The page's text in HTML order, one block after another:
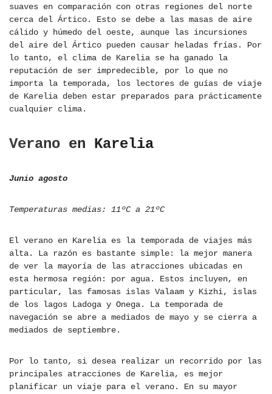
suaves en comparación con otras regiones del norte
cerca del Ártico. Esto se debe a las masas de aire
cálido y húmedo del oeste, aunque las incursiones
del aire del Ártico pueden causar heladas frías. Por
lo tanto, el clima de Karelia se ha ganado la
reputación de ser impredecible, por lo que no
importa la temporada, los lectores de guías de viaje
de Karelia deben estar preparados para prácticamente
cualquier clima.
Verano en Karelia
Junio ​​agosto
Temperaturas medias: 11ºC a 21ºC
El verano en Karelia es la temporada de viajes más
alta. La razón es bastante simple: la mejor manera
de ver la mayoría de las atracciones ubicadas en
esta hermosa región: por agua. Estos incluyen, en
particular, las famosas islas Valaam y Kizhi, islas
de los lagos Ladoga y Onega. La temporada de
navegación se abre a mediados de mayo y se cierra a
mediados de septiembre.
Por lo tanto, si desea realizar un recorrido por las
principales atracciones de Karelia, es mejor
planificar un viaje para el verano. En su mayor